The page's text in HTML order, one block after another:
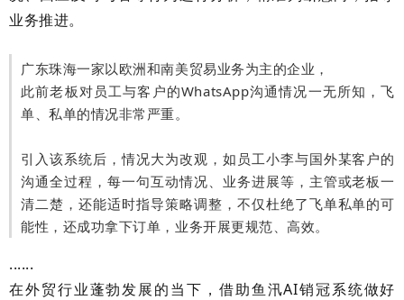
业务推进。
广东珠海一家以欧洲和南美贸易业务为主的企业，
此前老板对员工与客户的WhatsApp沟通情况一无所知，飞
单、私单的情况非常严重。
引入该系统后，情况大为改观，如员工小李与国外某客户的
沟通全过程，每一句互动情况、业务进展等，主管或老板一
清二楚，还能适时指导策略调整，不仅杜绝了飞单私单的可
能性，还成功拿下订单，业务开展更规范、高效。
......
在外贸行业蓬勃发展的当下，借助鱼汛AI销冠系统做好